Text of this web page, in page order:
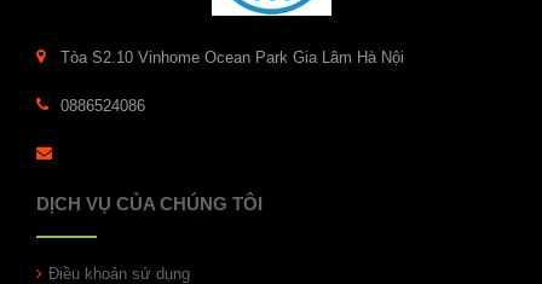
Tòa S2.10 Vinhome Ocean Park Gia Lâm Hà Nội
0886524086
DỊCH VỤ CỦA CHÚNG TÔI
Điều khoản sử dụng